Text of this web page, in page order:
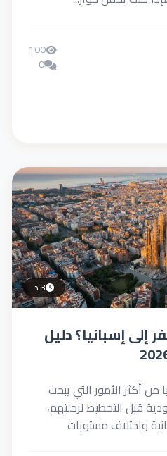
100
0
3 د
إلى إسبانيا؟ دليل
من أكثر الأمور التي يبحث
قبل التخطيط لرحلتهم،
واختلاف مستويات